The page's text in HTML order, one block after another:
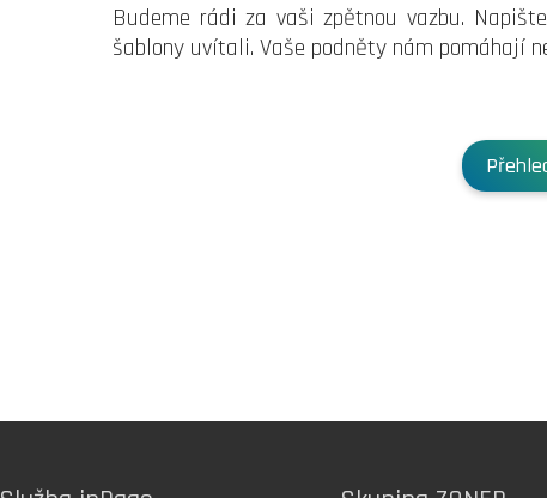
Budeme rádi za vaši zpětnou vazbu.
šablony uvítali. Vaše podněty nám pomáhají